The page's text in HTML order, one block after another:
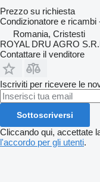
Prezzo su richiesta
Condizionatore e
Romania, Cristesti
ROYAL DRU AGRO
Contattare il venditore
Iscriviti per ricevere le
Sottoscriversi
Cliccando qui, accettate
l'accordo per gli utenti.